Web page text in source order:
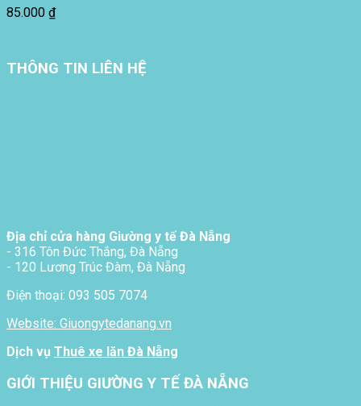
85.000 ₫
THÔNG TIN LIÊN HỆ
Địa chỉ cửa hàng Giường y tế Đà Nẵng
- 316 Tôn Đức Thắng, Đà Nẵng
- 120 Lương Trúc Đàm, Đà Nẵng
Điện thoại: 093 505 7074
Website: Giuongytedanang.vn
Dịch vụ Thuê xe lăn Đà Nẵng
GIỚI THIỆU GIƯỜNG Y TẾ ĐÀ NẴNG